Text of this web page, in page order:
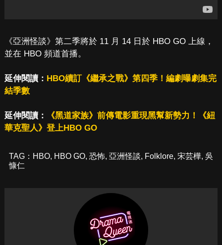
《亞洲怪談》第二季將於 11 月 14 日於 HBO GO 上線，
並在 HBO 頻道首播。
延伸閱讀： HBO續訂《繼承之戰》第四季！編劇曝劇集完
結季數
延伸閱讀：
《黑道家族》前傳電影重現黑幫新勢力！《紐
華克聖人》登上HBO GO
TAG： HBO, HBO GO, 恐怖, 亞洲怪談, Folklore, 宋芸樺, 吳
慷仁